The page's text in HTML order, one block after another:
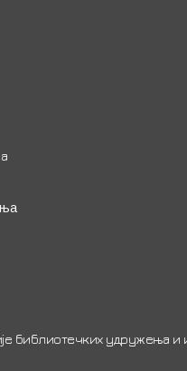
библиотечких удружења и